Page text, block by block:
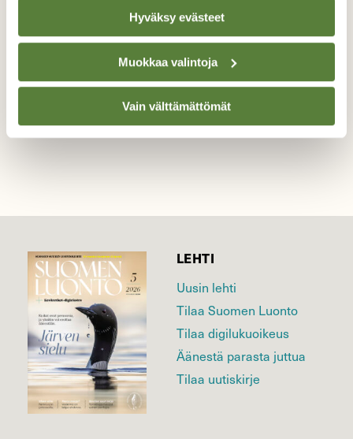
Hyväksy evästeet
Muokkaa valintoja
Vain välttämättömät
Valokuvaaja: Kari Pirttilä, Turku halisten koski
28.1.2017
TAKAISIN LISTAAN
LEHTI
Uusin lehti
Tilaa Suomen Luonto
Tilaa digilukuoikeus
Äänestä parasta juttua
Tilaa uutiskirje